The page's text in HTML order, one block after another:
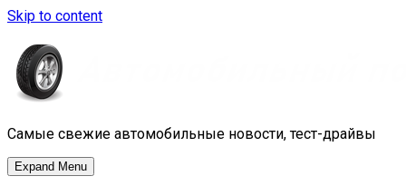
Skip to content
Самые свежие автомобильные новости, тест-драйвы
Expand Menu